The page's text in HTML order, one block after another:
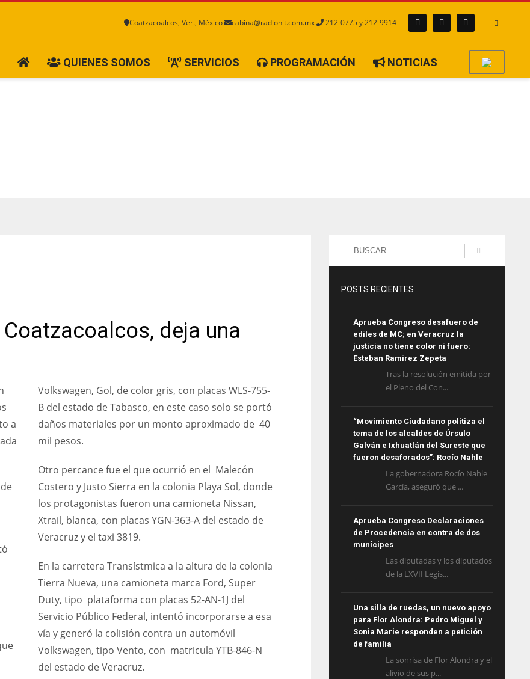
Coatzacoalcos, Ver., México cabina@radiohit.com.mx 212-0775 y 212-9914
QUIENES SOMOS SERVICIOS PROGRAMACIÓN NOTICIAS
deja una
a
Volkswagen, Gol, de color gris, con placas WLS-755-
B del estado de Tabasco, en este caso solo se portó
daños materiales por un monto aproximado de 40
mil pesos.
Otro percance fue el que ocurrió en el Malecón
Costero y Justo Sierra en la colonia Playa Sol, donde
los protagonistas fueron una camioneta Nissan,
Xtrail, blanca, con placas YGN-363-A del estado de
Veracruz y el taxi 3819.
En la carretera Transístmica a la altura de la colonia
Tierra Nueva, una camioneta marca Ford, Super
Duty, tipo plataforma con placas 52-AN-1J del
Servicio Público Federal, intentó incorporarse a esa
vía y generó la colisión contra un automóvil
Volkswagen, tipo Vento, con matricula YTB-846-N
del estado de Veracruz.
POSTS RECIENTES
Aprueba Congreso desafuero de
ediles de MC; en Veracruz la
justicia no tiene color ni fuero:
Esteban Ramírez Zepeta
Tras la resolución emitida por
el Pleno del Con...
“Movimiento Ciudadano politiza el
tema de los alcaldes de Úrsulo
Galván e Ixhuatlán del Sureste que
fueron desaforados”: Rocío Nahle
La gobernadora Rocío Nahle
García, aseguró que ...
Aprueba Congreso Declaraciones
de Procedencia en contra de dos
munícipes
Las diputadas y los diputados
de la LXVII Legis...
Una silla de ruedas, un nuevo apoyo
para Flor Alondra: Pedro Miguel y
Sonia Marie responden a petición
de familia
La sonrisa de Flor Alondra y el
alivio de sus p...